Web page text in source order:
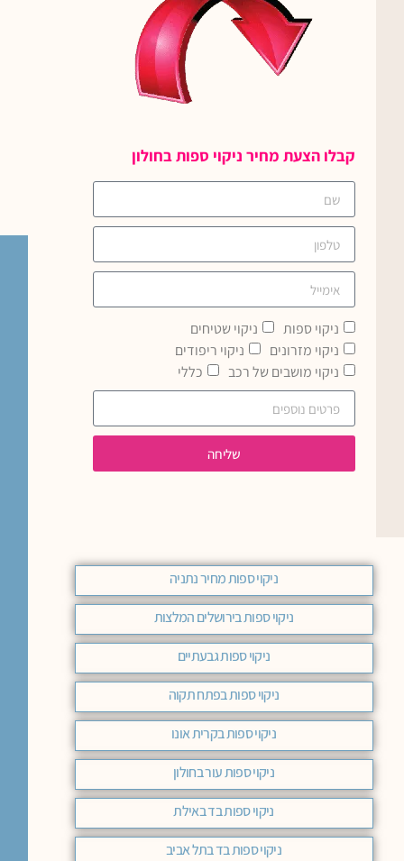
קבלו הצעת מחיר ניקוי ספות בחולון
ניקוי ספות
ניקוי שטיחים
ניקוי מזרונים
ניקוי ריפודים
ניקוי מושבים של רכב
כללי
שליחה
ניקוי ספות מחיר נתניה
ניקוי ספות בירושלים המלצות
ניקוי ספות גבעתיים
ניקוי ספות בפתח תקוה
ניקוי ספות בקרית אונו
ניקוי ספות עור בחולון
ניקוי ספות בד באילת
ניקוי ספות בד בתל אביב